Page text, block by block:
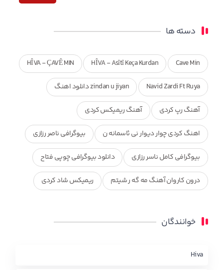
دسته ها
Cave Min
HÎVA - Asîtî Keça Kurdan
HÎVA - ÇAVÊ MIN
Navid Zardi Ft Ruya zindan u jiyan دانلود اهنگ
آهنگ رپ کردی آهنگ ریمیکس کردی
اهنگ کردی چوار دیوار نی ئاسمانه ن بیوگرافی ناصر رزازی
بیوگرافی کامل ناسر رزازی دانلود بیوگرافی چوپی فتاح
درون کاروان آهنگ مه گه ر شیتم ریمیکس شاد کردی
محمد جزا
چاو من
خوانندگان
Hiva